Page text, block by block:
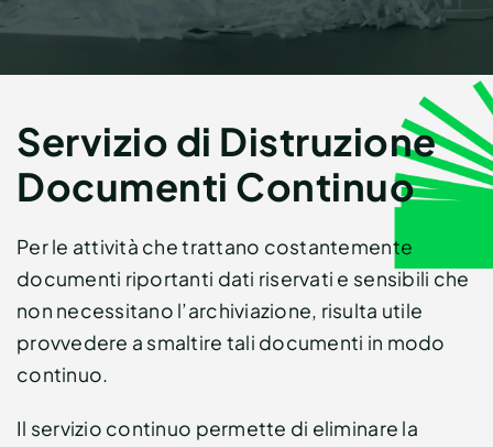
Contatti
Servizio di Distruzione
Documenti Continuo
Per le attività che trattano costantemente
documenti riportanti dati riservati e sensibili che
non necessitano l’archiviazione, risulta utile
provvedere a smaltire tali documenti in modo
continuo.
Il servizio continuo permette di eliminare la